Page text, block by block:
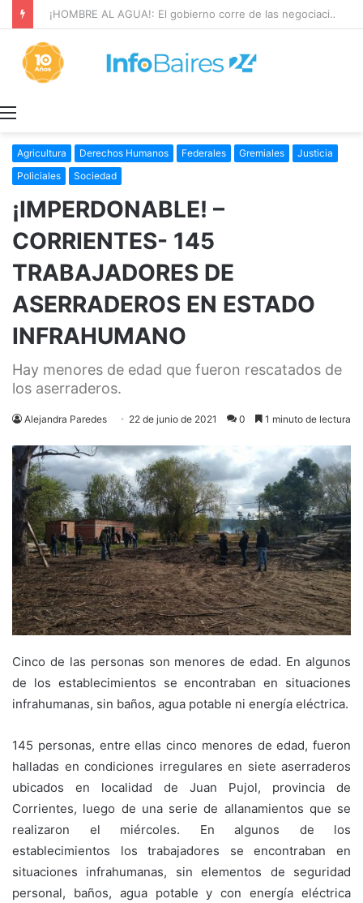
¡HOMBRE AL AGUA!: El gobierno corre de las negociaciones a Sturzenegger con los prácticos marítimos
Agricultura Derechos Humanos Federales Gremiales
Justicia
Policiales
Sociedad
¡IMPERDONABLE! –
CORRIENTES- 145
TRABAJADORES DE
ASERRADEROS EN ESTADO
INFRAHUMANO
Hay menores de edad que fueron rescatados de
los aserraderos.
Alejandra Paredes 22 de junio de 2021 0 1 minuto de lectura
Cinco de las personas son menores de edad. En algunos
de los establecimientos se encontraban en situaciones
infrahumanas, sin baños, agua potable ni energía eléctrica.
145 personas, entre ellas cinco menores de edad, fueron
halladas en condiciones irregulares en siete aserraderos
ubicados en localidad de Juan Pujol, provincia de
Corrientes, luego de una serie de allanamientos que se
realizaron el miércoles. En algunos de los
establecimientos los trabajadores se encontraban en
situaciones infrahumanas, sin elementos de seguridad
personal, baños, agua potable y con energía eléctrica